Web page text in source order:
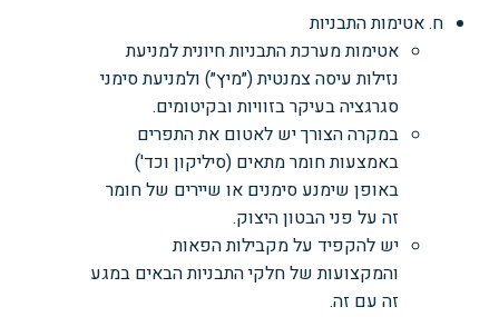
ח. אטימות התבניות
אטימות מערכת התבניות חיונית למניעת
נזילות עיסה צמנטית (״מיץ״) ולמניעת סימני
סגרגציה בעיקר בזוויות ובקיטומים.
במקרה הצורך יש לאטום את התפרים
באמצעות חומר מתאים (סיליקון וכד')
באופן שימנע סימנים או שיירים של חומר
זה על פני הבטון היצוק.
יש להקפיד על מקבילות הפאות
והמקצועות של חלקי התבניות הבאים במגע
זה עם זה.